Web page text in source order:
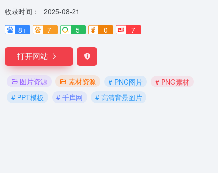
收录时间：
2025-08-21
8+
7- 5 0 7
打开网站
图片资源 素材资源 # PNG图片
# PNG素材
# PPT模板
# 千库网 # 高清背景图片